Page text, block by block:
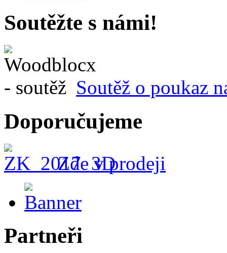
Soutěžte s námi!
Soutěž o poukaz
Doporučujeme
Zde v prodeji
Partneři